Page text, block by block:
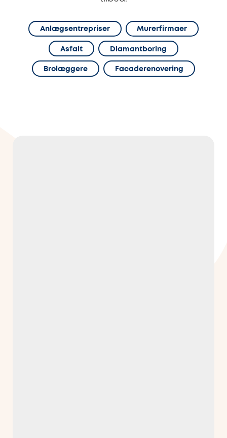
Anlægsentrepriser Murerfirmaer
Asfalt Diamantboring
Brolæggere Facaderenovering